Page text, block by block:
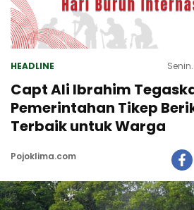
HEADLINE
Capt Ali Ibrahim
Pemerintahan Tikep
Terbaik untuk Warga
Pojoklima.com